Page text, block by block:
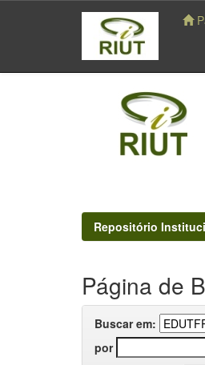
navigation
Repositório
Página de
Buscar em:
por